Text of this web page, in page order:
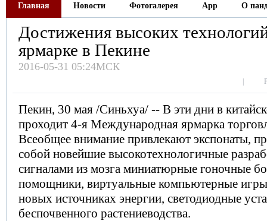
Главная Новости Фотогалерея App О
Достижения высоких
ярмарке в Пекине
2016-05-31 05:24МСК
Пекин, 30 мая /Синьхуа/ -- В эти дни в
проходит 4-я Международная ярмарка
Всеобщее внимание привлекают экспонаты,
собой новейшие высокотехнологичные
сигналами из мозга миниатюрные гоночные
помощники, виртуальные компьютерные
новых источниках энергии, светодиодные
беспочвенного растениеводства.